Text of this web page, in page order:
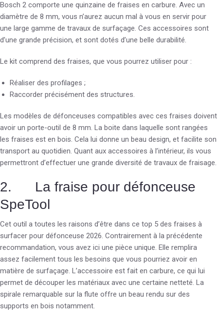
Bosch 2 comporte une quinzaine de fraises en carbure. Avec un
diamètre de 8 mm, vous n’aurez aucun mal à vous en servir pour
une large gamme de travaux de surfaçage. Ces accessoires sont
d’une grande précision, et sont dotés d’une belle durabilité.
Le kit comprend des fraises, que vous pourrez utiliser pour :
Réaliser des profilages ;
Raccorder précisément des structures.
Les modèles de défonceuses compatibles avec ces fraises doivent
avoir un porte-outil de 8 mm. La boite dans laquelle sont rangées
les fraises est en bois. Cela lui donne un beau design, et facilite son
transport au quotidien. Quant aux accessoires à l’intérieur, ils vous
permettront d’effectuer une grande diversité de travaux de fraisage.
2. La fraise pour défonceuse
SpeTool
Cet outil a toutes les raisons d’être dans ce top 5 des fraises à
surfacer pour défonceuse 2026. Contrairement à la précédente
recommandation, vous avez ici une pièce unique. Elle remplira
assez facilement tous les besoins que vous pourriez avoir en
matière de surfaçage. L’accessoire est fait en carbure, ce qui lui
permet de découper les matériaux avec une certaine netteté. La
spirale remarquable sur la flute offre un beau rendu sur des
supports en bois notamment.